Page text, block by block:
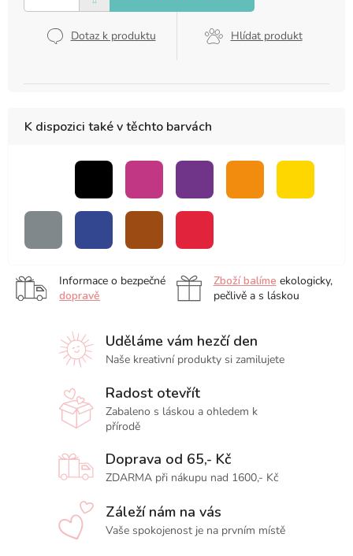
Dotaz k produktu Hlídat produkt
K dispozici také v těchto barvách
blender
Informace o bezpečné
dopravě
Zboží balíme ekologicky,
pečlivě a s láskou
Uděláme vám hezčí den
Naše kreativní produkty si zamilujete
Radost otevřít
Zabaleno s láskou a ohledem k
přírodě
Doprava od 65,- Kč
ZDARMA při nákupu nad 1600,- Kč
Záleží nám na vás
Vaše spokojenost je na prvním místě